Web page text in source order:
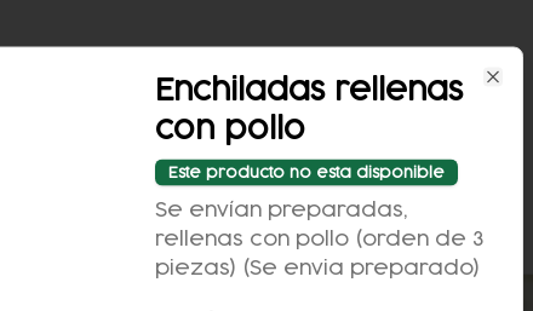
Enchiladas rellenas
con pollo
Este producto no esta disponible
Se envían preparadas,
rellenas con pollo (orden de 3
piezas) (Se envia preparado)